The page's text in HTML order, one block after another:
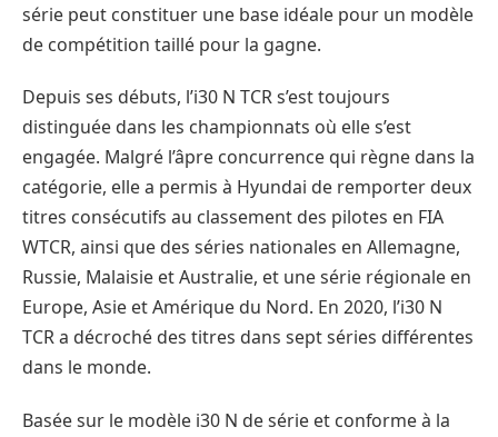
série peut constituer une base idéale pour un modèle
de compétition taillé pour la gagne.
Depuis ses débuts, l’i30 N TCR s’est toujours
distinguée dans les championnats où elle s’est
engagée. Malgré l’âpre concurrence qui règne dans la
catégorie, elle a permis à Hyundai de remporter deux
titres consécutifs au classement des pilotes en FIA
WTCR, ainsi que des séries nationales en Allemagne,
Russie, Malaisie et Australie, et une série régionale en
Europe, Asie et Amérique du Nord. En 2020, l’i30 N
TCR a décroché des titres dans sept séries différentes
dans le monde.
Basée sur le modèle i30 N de série et conforme à la